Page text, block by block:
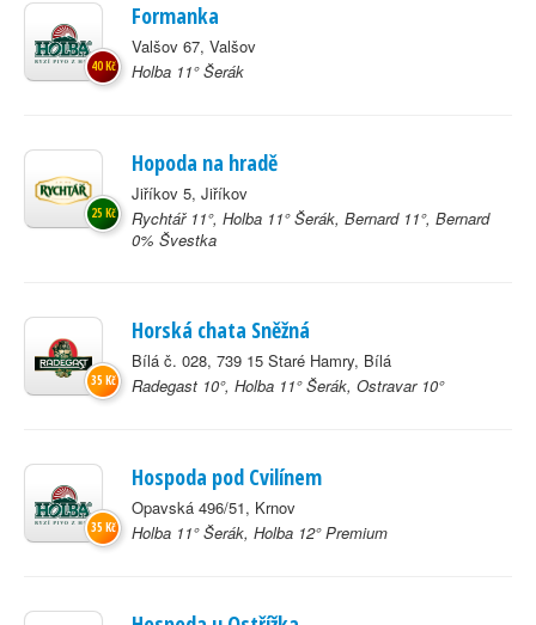
Formanka
Valšov 67, Valšov
Holba 11° Šerák
40 Kč
Hopoda na hradě
Jiříkov 5, Jiříkov
Rychtář 11°, Holba 11° Šerák, Bernard 11°, Bernard
0% Švestka
25 Kč
Horská chata Sněžná
Bílá č. 028, 739 15 Staré Hamry, Bílá
Radegast 10°, Holba 11° Šerák, Ostravar 10°
35 Kč
Hospoda pod Cvilínem
Opavská 496/51, Krnov
Holba 11° Šerák, Holba 12° Premium
35 Kč